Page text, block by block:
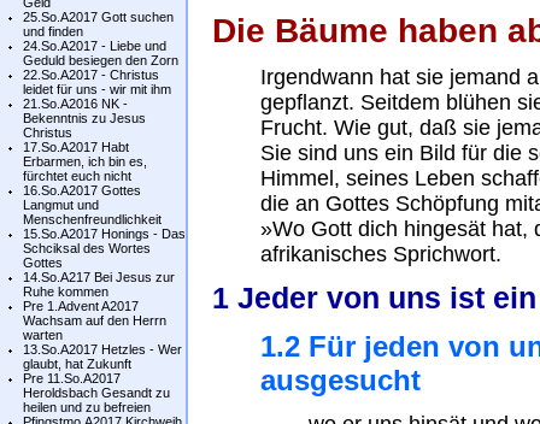
25.So.A2017 Gott suchen
und finden
24.So.A2017 - Liebe und
Geduld besiegen den Zorn
22.So.A2017 - Christus
leidet für uns - wir mit ihm
21.So.A2016 NK -
Bekenntnis zu Jesus
Christus
17.So.A2017 Habt
Erbarmen, ich bin es,
fürchtet euch nicht
16.So.A2017 Gottes
Langmut und
Menschenfreundlichkeit
15.So.A2017 Honings - Das
Schciksal des Wortes
Gottes
14.So.A217 Bei Jesus zur
Ruhe kommen
Pre 1.Advent A2017
Wachsam auf den Herrn
warten
13.So.A2017 Hetzles - Wer
glaubt, hat Zukunft
Pre 11.So.A2017
Heroldsbach Gesandt zu
heilen und zu befreien
Die Bäume haben
Irgendwann hat sie jemand
gepflanzt. Seitdem blühen
Frucht. Wie gut, daß sie
Sie sind uns ein Bild für die
Himmel, seines Leben
die an Gottes Schöpfung
»Wo Gott dich hingesät hat,
afrikanisches Sprichwort.
1 Jeder von uns ist
1.2 Für jeden von
ausgesucht